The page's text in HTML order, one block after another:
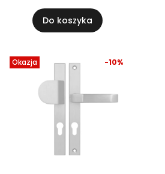
Do koszyka
Okazja -10%